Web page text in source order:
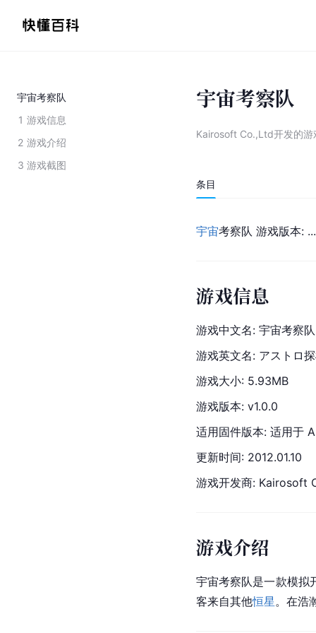
宇宙考察队
1 游戏信息
2 游戏介绍
3 游戏截图
宇宙考察队
Kairosoft Co.,Ltd开发的游
条目
宇宙考察队 游戏版本:
游戏信息
游戏中文名: 宇宙考察队
游戏英文名: アストロ探
游戏大小: 5.93MB
游戏版本: v1.0.0
适用固件版本: 适用于
更新时间: 2012.01.10
游戏开发商: Kairosoft
游戏介绍
宇宙考察队是一款模拟
客来自其他恒星 。在浩